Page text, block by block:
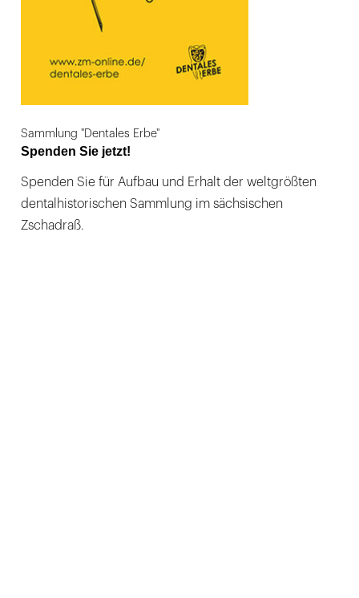
Sammlung "Dentales Erbe"
Spenden Sie jetzt!
Spenden Sie für Aufbau und Erhalt der weltgrößten
dentalhistorischen Sammlung im sächsischen
Zschadraß.